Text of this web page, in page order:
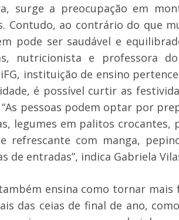
surge a preocupação em
Contudo, ao contrário do que
pode ser saudável e
nutricionista e professora
instituição de ensino
é possível curtir as
pessoas podem optar por
legumes em palitos crocantes,
refrescante com manga,
de entradas”, indica Gabriela
ensina como tornar mais
das ceias de final de ano,